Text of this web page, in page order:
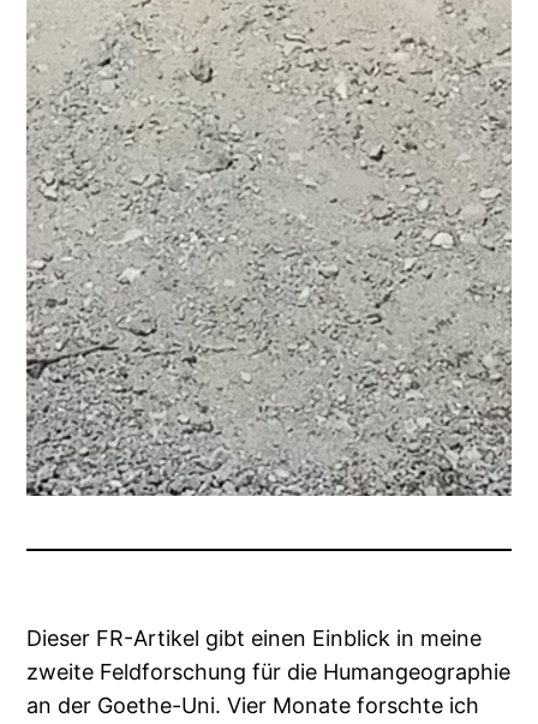
Dieser FR-Artikel gibt einen Einblick in meine
zweite Feldforschung für die Humangeographie
an der Goethe-Uni. Vier Monate forschte ich